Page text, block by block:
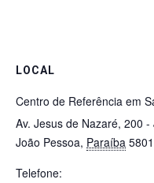
LOCAL
Centro de Referência em
Av. Jesus de Nazaré, 200
João Pessoa, Paraíba
Telefone: